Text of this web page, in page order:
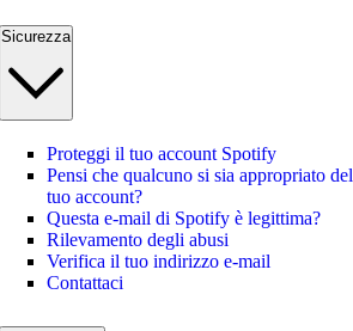
Sicurezza
Proteggi il tuo account Spotify
Pensi che qualcuno si sia appropriato del
tuo account?
Questa e-mail di Spotify è legittima?
Rilevamento degli abusi
Verifica il tuo indirizzo e-mail
Contattaci